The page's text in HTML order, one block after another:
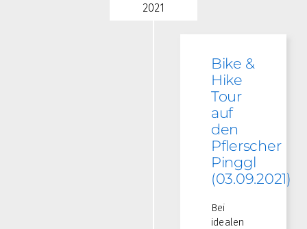
2021
Bike &
Hike
Tour
auf
den
Pflerscher
Pinggl
(03.09.2021)
Bei
idealen